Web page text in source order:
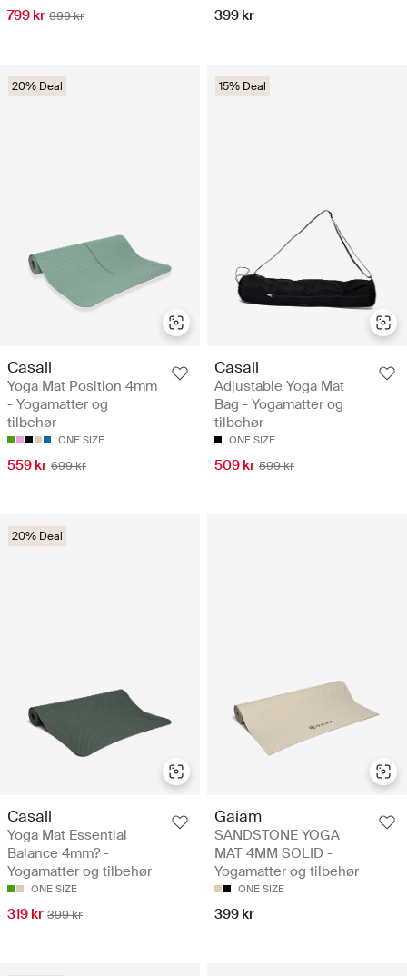
799 kr 999 kr 399 kr
20% Deal
Casall
Yoga Mat Position 4mm
- Yogamatter og
tilbehør
ONE SIZE
559 kr 699 kr
15% Deal
Casall
Adjustable Yoga Mat
Bag - Yogamatter og
tilbehør
ONE SIZE
509 kr 599 kr
20% Deal
Casall
Yoga Mat Essential
Balance 4mm? -
Yogamatter og tilbehør
ONE SIZE
319 kr 399 kr
Gaiam
SANDSTONE YOGA
MAT 4MM SOLID -
Yogamatter og tilbehør
ONE SIZE
399 kr